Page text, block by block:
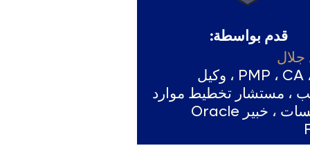
قدم بواسطة:
PMP ، CA ، CFM ، وكيل
، مستشار تخطيط موارد
المؤسسات ، خبير Oracle